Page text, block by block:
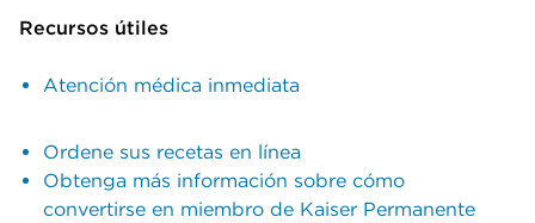
Recursos útiles
Atención médica inmediata
Ordene sus recetas en línea
Obtenga más información sobre cómo
convertirse en miembro de Kaiser Permanente